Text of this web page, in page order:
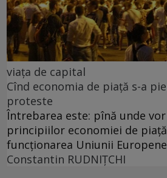
viața de capital
Cînd economia de piață s-a
proteste
Întrebarea este: pînă unde
principiilor economiei de
funcționarea Uniunii
Constantin RUDNIŢCHI